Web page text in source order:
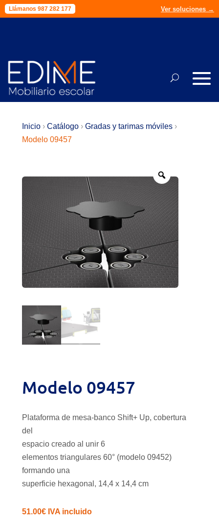
Llámanos 987 282 177 Presupuesto →
Llámanos 987 282 177 Ver soluciones →
Inicio › Catálogo › Gradas y tarimas móviles ›
Modelo 09457
Modelo 09457
Plataforma de mesa-banco Shift+ Up, cobertura
del
espacio creado al unir 6
elementos triangulares 60° (modelo 09452)
formando una
superficie hexagonal, 14,4 x 14,4 cm
51.00€ IVA incluido